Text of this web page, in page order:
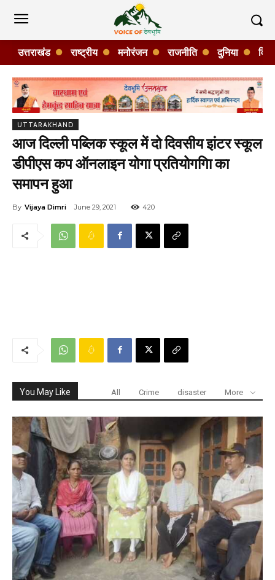
उत्तराखंड राष्ट्रीय मनोरंजन राजनीति दुनिया
UTTARAKHAND
आज दिल्ली पब्लिक स्कूल में दो दिवसीय इांटर स्कूल
डीपीएस कप ऑनलाइन योगा प्रतियोगगिा का
समापन हुआ
By Vijaya Dimri June 29, 2021 420
You May Like All Crime disaster More